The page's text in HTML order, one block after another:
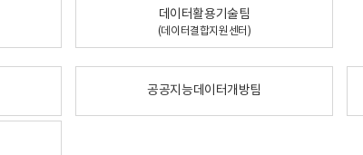
데이터활용기술팀
(데이터결합지원센터)
공공지능데이터개방팀